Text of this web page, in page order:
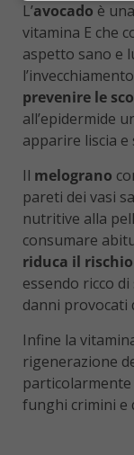
L’avocado è
vitamina E che
aspetto sano e
prevenire le
all’epidermide
apparire liscia e
Il melograno
pareti dei vasi
nutritive alla
consumare
riduca il
essendo ricco
danni provocati
Infine la
rigenerazione
funghi crimini e